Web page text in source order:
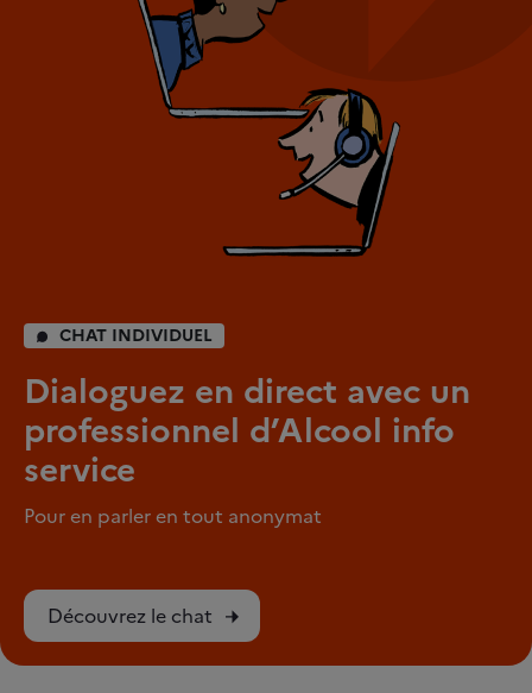
CHAT INDIVIDUEL
Dialoguez en direct avec un
professionnel d’Alcool info
service
Pour en parler en tout anonymat
Découvrez le chat